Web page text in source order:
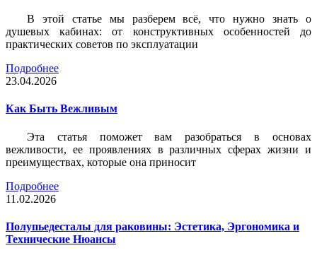
В этой статье мы разберем всё, что нужно знать о
душевых кабинах: от конструктивных особенностей до
практических советов по эксплуатации
Подробнее
23.04.2026
Как Быть Вежливым
Эта статья поможет вам разобраться в основах
вежливости, ее проявлениях в различных сферах жизни и
преимуществах, которые она приносит
Подробнее
11.02.2026
Полупьедесталы для раковины: Эстетика, Эргономика и
Технические Нюансы